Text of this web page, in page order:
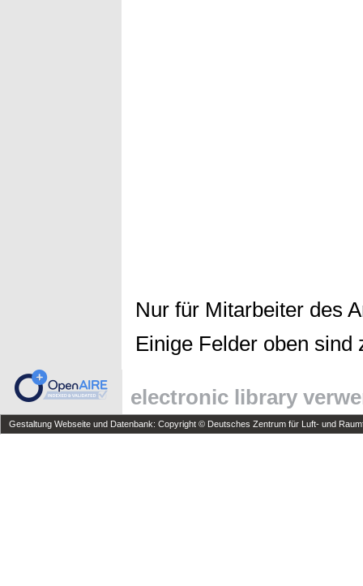
Nur für Mitarbeiter des
Einige Felder oben
electronic library
Gestaltung Webseite und Datenbank: Copyright © Deutsches Zentrum für Luft- und